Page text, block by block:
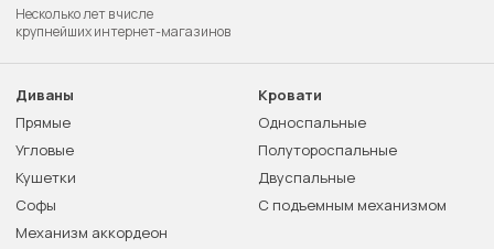
Несколько лет в числе
крупнейших интернет-магазинов
Диваны
Прямые
Угловые
Кушетки
Софы
Механизм аккордеон
Кровати
Односпальные
Полутороспальные
Двуспальные
С подъемным механизмом